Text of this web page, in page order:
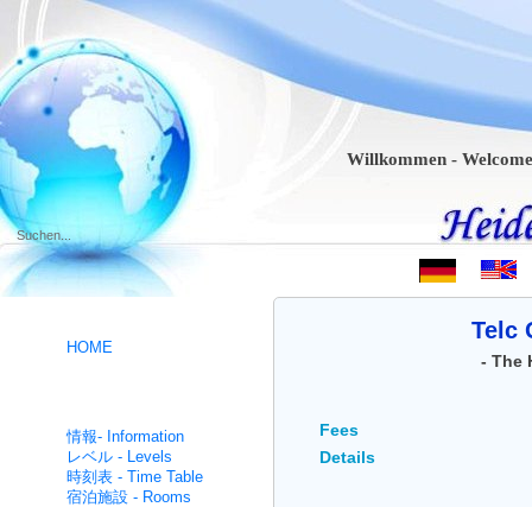
Willkommen - Welcome -
HOME
intensive情報- Information
レベル - Levels
時刻表 - Time Table
宿泊施設 - Rooms
Telc
- The
Fees
Details